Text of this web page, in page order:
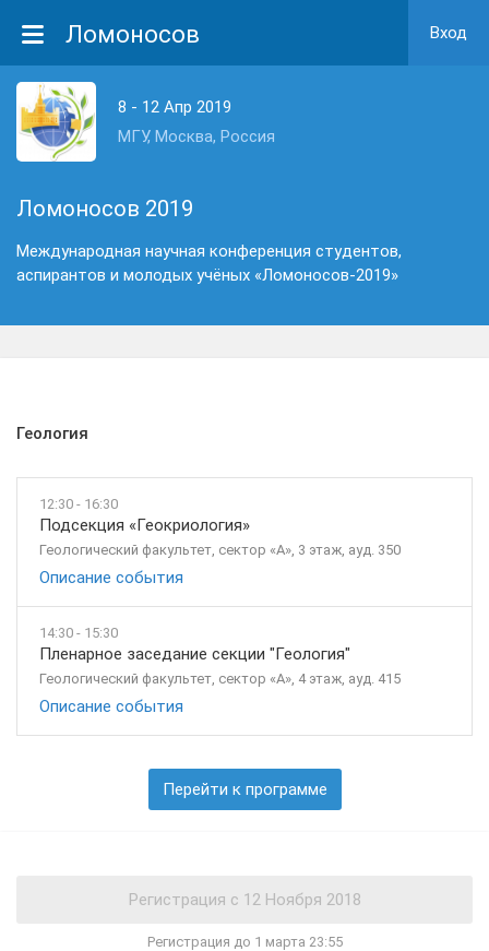
Ломоносов Вход
8 - 12 Апр 2019
МГУ, Москва, Россия
Ломоносов 2019
Международная научная конференция студентов,
аспирантов и молодых учёных «Ломоносов-2019»
Геология
12:30 - 16:30
Подсекция «Геокриология»
Геологический факультет, сектор «А», 3 этаж, ауд. 350
Описание события
14:30 - 15:30
Пленарное заседание секции "Геология"
Геологический факультет, сектор «А», 4 этаж, ауд. 415
Описание события
Перейти к программе
Регистрация до 1 марта 23:55